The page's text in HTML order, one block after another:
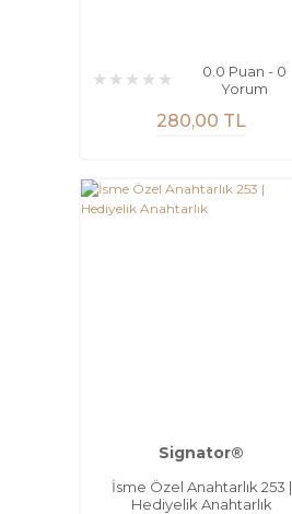
0.0 Puan - 0
Yorum
280,00 TL
Signator®
İsme Özel Anahtarlık 253 |
Hediyelik Anahtarlık